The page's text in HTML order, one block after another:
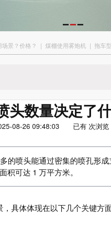
景？价格？ | 煤棚使用雾炮机 | 拖车
头数量决定了
08-26 09:48:03 已有 次浏览
的喷头能通过密集的喷孔形
可达 1 万平方米。
具体体现在以下几个关键方